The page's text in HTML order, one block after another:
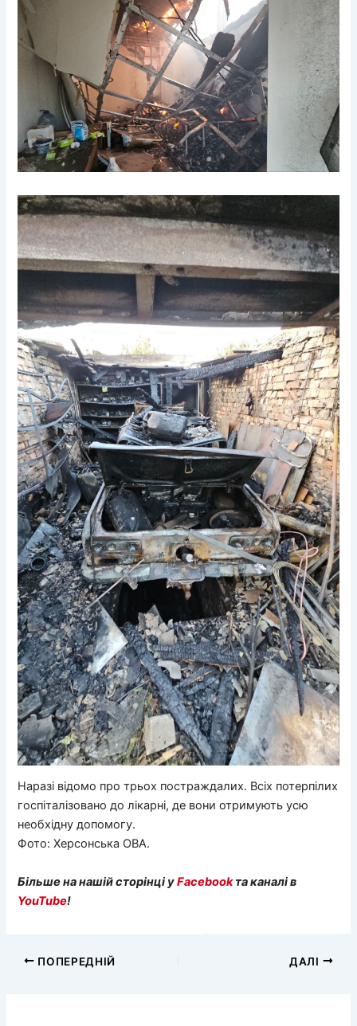
Наразі відомо про трьох постраждалих. Всіх потерпілих
госпіталізовано до лікарні, де вони отримують усю
необхідну допомогу.
Фото: Херсонська ОВА.
Більше на нашій сторінці уFacebookта каналі в
YouTube!
ПОПЕРЕДНІЙ ДАЛІ